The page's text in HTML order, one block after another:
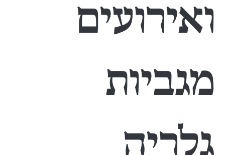
ואירועים
מגביות
גלריה